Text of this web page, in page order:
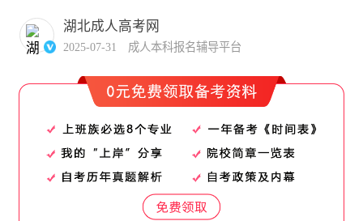
湖北成人高考网
2025-07-31 成人本科报名辅导平台